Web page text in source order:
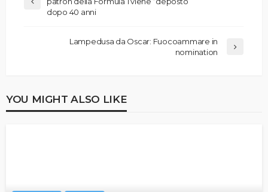
dopo 40 anni
Lampedusa da Oscar: Fuocoammare in
nomination
YOU MIGHT ALSO LIKE